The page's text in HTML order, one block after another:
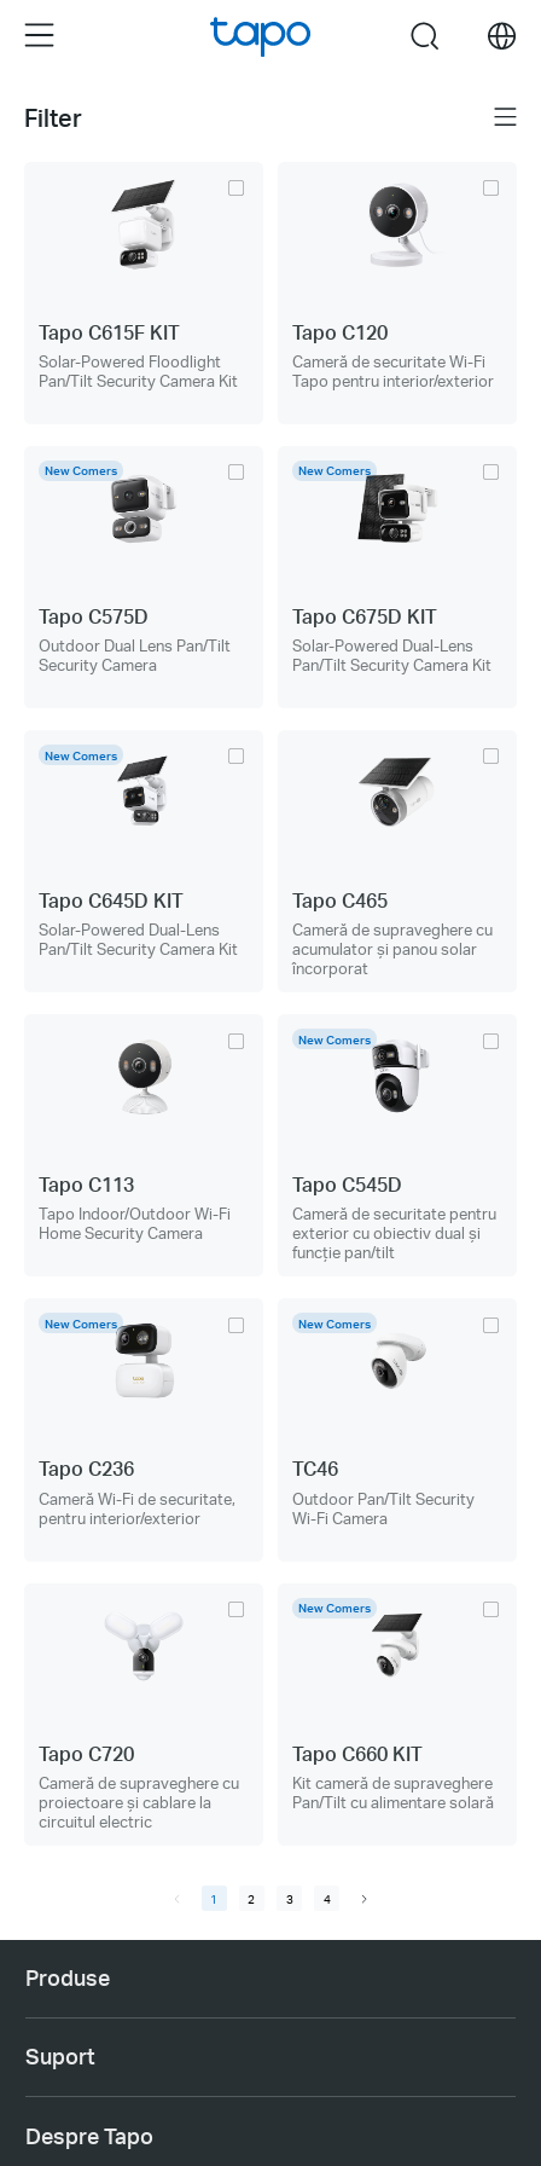
the
Menu search
Filter Menu
Tapo C615F KIT
Solar-Powered Floodlight
Pan/Tilt Security Camera Kit
Tapo C120
Cameră de securitate Wi-Fi
Tapo pentru interior/exterior
New Comers
Tapo C575D
Outdoor Dual Lens Pan/Tilt
Security Camera
New Comers
Tapo C675D KIT
Solar-Powered Dual-Lens
Pan/Tilt Security Camera Kit
New Comers
Tapo C645D KIT
Solar-Powered Dual-Lens
Pan/Tilt Security Camera Kit
Tapo C465
Cameră de supraveghere cu
acumulator și panou solar
încorporat
Tapo C113
Tapo Indoor/Outdoor Wi-Fi
Home Security Camera
New Comers
Tapo C545D
Cameră de securitate pentru
exterior cu obiectiv dual și
funcție pan/tilt
New Comers
Tapo C236
Cameră Wi-Fi de securitate,
pentru interior/exterior
New Comers
TC46
Outdoor Pan/Tilt Security
Wi-Fi Camera
Tapo C720
Cameră de supraveghere cu
proiectoare și cablare la
circuitul electric
New Comers
Tapo C660 KIT
Kit cameră de supraveghere
Pan/Tilt cu alimentare solară
1 2 3 4
Produse
Suport
Despre Tapo